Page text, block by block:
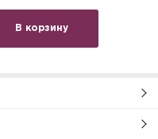
В корзину